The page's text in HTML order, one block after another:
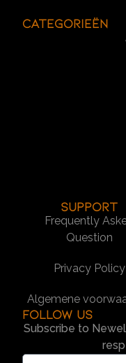
Categorieën
SUPPORT
Frequently
Question
Privacy Policy
Algemene
Follow us
Subscribe to